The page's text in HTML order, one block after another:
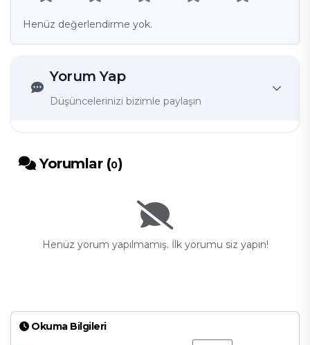
Okuma Bilgileri
Henüz değerlendirme yok.
Yorum Yap
Düşüncelerinizi bizimle paylaşın
Yorumlar (0)
Henüz yorum yapılmamış. İlk yorumu siz yapın!